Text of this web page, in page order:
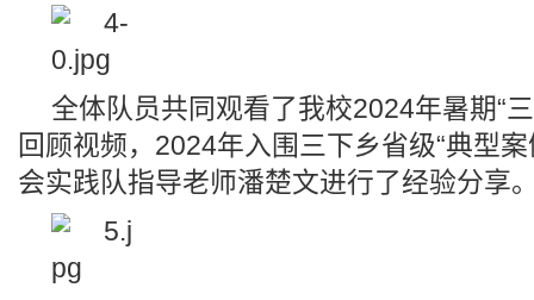
全体队员共同观看了我校2024年暑期“
回顾视频，2024年入围三下乡省级“典型案
会实践队指导老师潘楚文进行了经验分享